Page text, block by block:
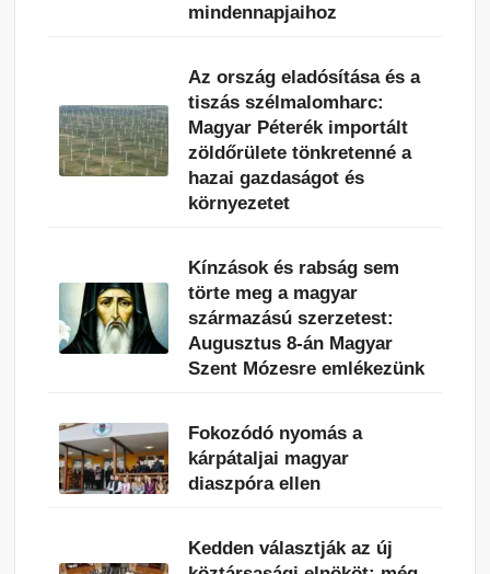
mindennapjaihoz
Az ország eladósítása és a
tiszás szélmalomharc:
Magyar Péterék importált
zöldőrülete tönkretenné a
hazai gazdaságot és
környezetet
Kínzások és rabság sem
törte meg a magyar
származású szerzetest:
Augusztus 8-án Magyar
Szent Mózesre emlékezünk
Fokozódó nyomás a
kárpátaljai magyar
diaszpóra ellen
Kedden választják az új